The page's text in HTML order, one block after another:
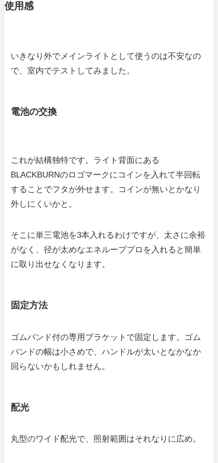
使用感
いきなり外でメインライトとして使うのは不安なの
で、室内でテストしてみました。
電池の交換
これが結構独特です。ライト背面にある
BLACKBURNのロゴマークにコインを入れて半回転
することでフタが外せます。コインが無いとかなり
外しにくいかと。
そこに単三電池を3本入れるわけですが、太さに余裕
がなく、径が太めなエネループプロを入れると簡単
に取り出せなくなります。
固定方法
ゴムバンド付の専用ブラケットで固定します。ゴム
バンドの幅は小さめで、ハンドルが太いとなかなか
回らないかもしれません。
配光
丸型のワイド配光で、照射範囲はそれなりに広め。